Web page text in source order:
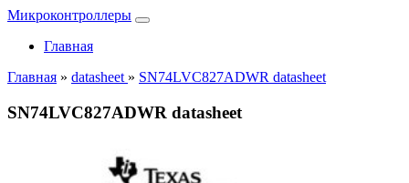
Микроконтроллеры
Главная
Главная » datasheet » SN74LVC827ADWR datasheet
SN74LVC827ADWR datasheet